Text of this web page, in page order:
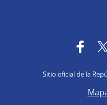
Sitio oficial de la